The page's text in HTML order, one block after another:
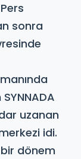
sonra
uzanan
idi.
bir dönem